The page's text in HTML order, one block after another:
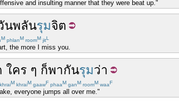
and insulting manner that they were beat up."
นพลันรุมจิต
M phlanM roomM jitL
the more I miss you.
ใคร ๆ ก็พากันรุมว่า
khraiM khraiM gaawF phaaM ganM roomM waaF
everyone jumps all over me."